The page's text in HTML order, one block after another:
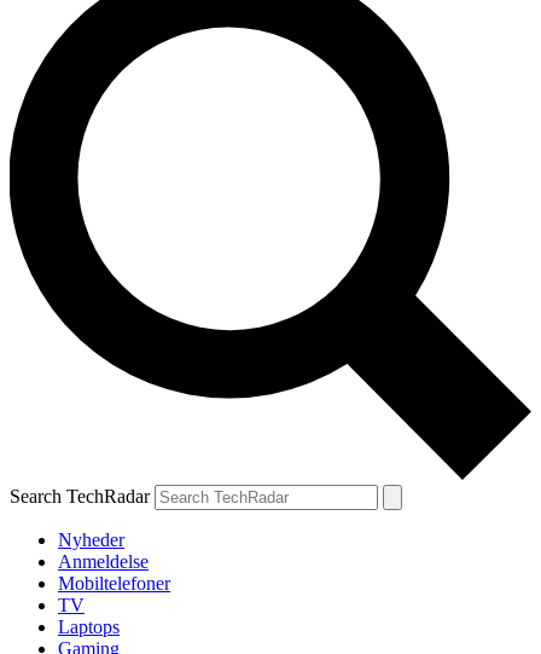
Search TechRadar
Nyheder
Anmeldelse
Mobiltelefoner
TV
Laptops
Gaming